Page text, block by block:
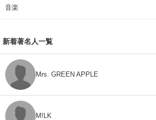
音楽
新着著名人一覧
Mrs. GREEN APPLE
M!LK